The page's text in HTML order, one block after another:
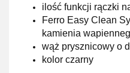
ilość funkcji rączki
Ferro Easy Clean
kamienia
wąż prysznicowy o
kolor czarny